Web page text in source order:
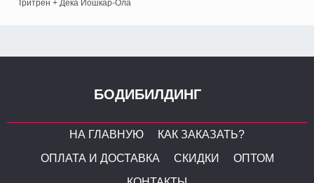
Тритрен + Дека Йошкар-Ола
БОДИБИЛДИНГ
НА ГЛАВНУЮ
КАК ЗАКАЗАТЬ?
ОПЛАТА И ДОСТАВКА
СКИДКИ
ОПТОМ